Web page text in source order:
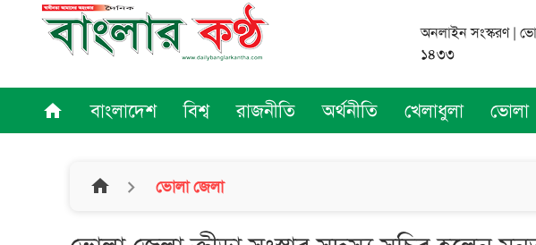
অনলাইন সংস্করণ |
১৪৩৩
home বাংলাদেশ বিশ্ব রাজনীতি অর্থনীতি খেলাধুলা ভোলা
home ভোলা জেলা